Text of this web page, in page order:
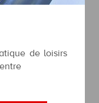
de loisirs